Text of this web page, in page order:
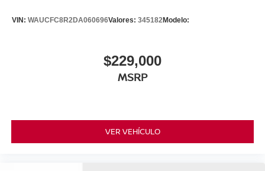
VIN: WAUCFC8R2DA060696Valores: 345182Modelo:
$229,000
MSRP
VER VEHÍCULO